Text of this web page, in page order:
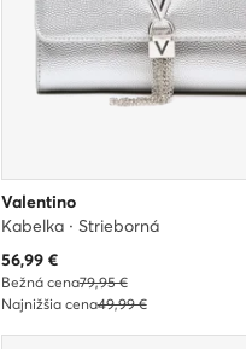
Valentino
Kabelka · Strieborná
Aktuálna cena
56,99€
Bežná cena79,95 €
Najnižšia cena49,99 €